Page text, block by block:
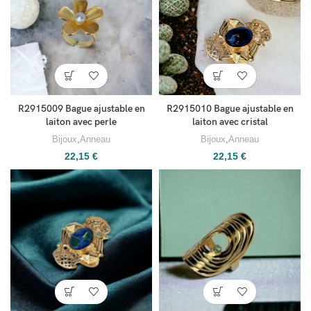
R2915009 Bague ajustable en
laiton avec perle
Bijoux Anneau
22,15 €
R2915010 Bague ajustable en
laiton avec cristal
Bijoux Anneau
22,15 €